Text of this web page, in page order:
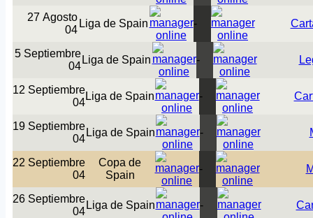
27 Agosto
04
Liga de Spain -
5 Septiembre
04
Liga de Spain -
12 Septiembre
04
Liga de Spain -
19 Septiembre
04
Liga de Spain -
22 Septiembre
04
Copa de
Spain
-
26 Septiembre
04
Liga de Spain -